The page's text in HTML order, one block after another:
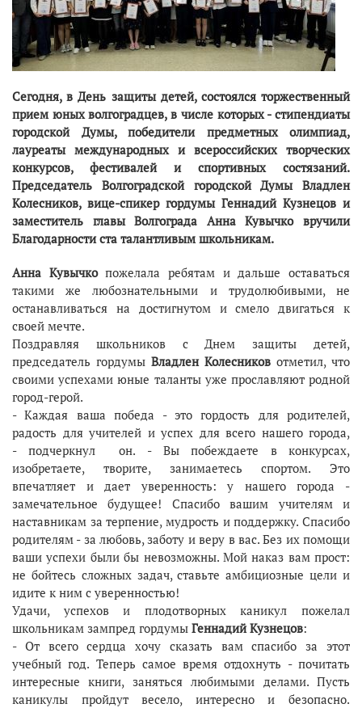
Сегодня, в День защиты детей, состоялся торжественный
прием юных волгоградцев, в числе которых - стипендиаты
городской Думы, победители предметных олимпиад,
лауреаты международных и всероссийских творческих
конкурсов, фестивалей и спортивных состязаний.
Председатель Волгоградской городской Думы Владлен
Колесников, вице-спикер гордумы Геннадий Кузнецов и
заместитель главы Волгограда Анна Кувычко вручили
Благодарности ста талантливым школьникам.
Анна Кувычкопожелала ребятам и дальше оставаться
такими же любознательными и трудолюбивыми, не
останавливаться на достигнутом и смело двигаться к
своей мечте.
Поздравляя школьников с Днем защиты детей,
председатель гордумы Владлен Колесников отметил, что
своими успехами юные таланты уже прославляют родной
город-герой.
- Каждая ваша победа - это гордость для родителей,
радость для учителей и успех для всего нашего города,
- подчеркнул он.
- Вы побеждаете в конкурсах,
изобретаете, творите, занимаетесь спортом. Это
впечатляет и дает уверенность: у нашего города -
замечательное будущее! Спасибо вашим учителям и
наставникам за терпение, мудрость и поддержку. Спасибо
родителям - за любовь, заботу и веру в вас. Без их помощи
ваши успехи были бы невозможны. Мой наказ вам прост:
не бойтесь сложных задач, ставьте амбициозные цели и
идите к ним с уверенностью!
Удачи, успехов и плодотворных каникул пожелал
школьникам зампред гордумы Геннадий Кузнецов:
- От всего сердца хочу сказать вам спасибо за этот
учебный год. Теперь самое время отдохнуть - почитать
интересные книги, заняться любимыми делами. Пусть
каникулы пройдут весело, интересно и безопасно.